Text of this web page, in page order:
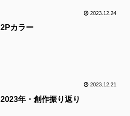
2023.12.24
2Pカラー
2023.12.21
2023年・創作振り返り